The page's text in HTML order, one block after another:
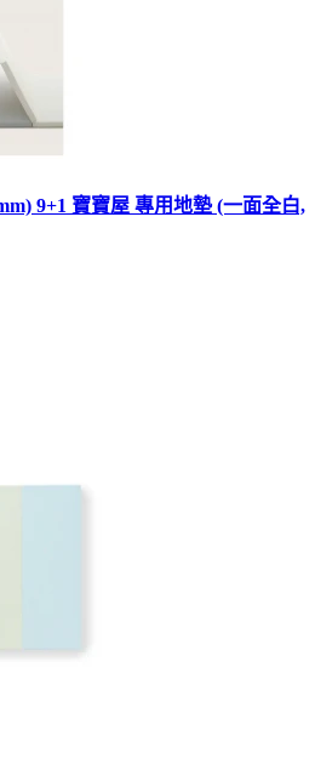
9+1 寶寶屋 專用地墊 (一面全白,